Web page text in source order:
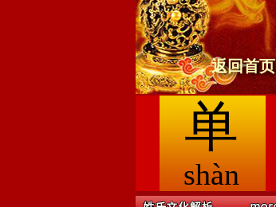
返回首页
单
shàn